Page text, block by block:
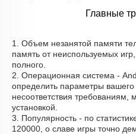
Главные
1. Объем незанятой памяти
память от неиспользуемых
полного.
2. Операционная система -
определить параметры вашего
несоответствия требованиям,
установкой.
3. Популярность - по
120000, о cлаве игры точно